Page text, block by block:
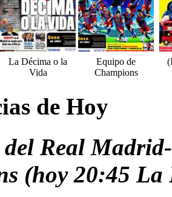
La Décima o la
Vida
Equipo de
Champions
de Hoy
Real
(hoy 20:45 La